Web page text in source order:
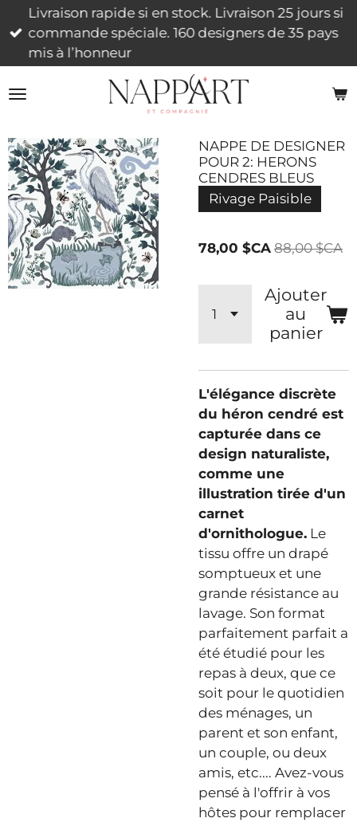
Passer
au
contenu
Livraison rapide si en stock. Livraison 25 jours si
commande spéciale. 160 designers de 35 pays
mis à l’honneur
NAPPE DE DESIGNER
POUR 2: HERONS
CENDRES BLEUS
Rivage Paisible
78,00 $CA 88,00 $CA
Ajouter
au
panier
L'élégance discrète
du héron cendré est
capturée dans ce
design naturaliste,
comme une
illustration tirée d'un
carnet
d'ornithologue. Le
tissu offre un drapé
somptueux et une
grande résistance au
lavage. Son format
parfaitement parfait a
été étudié pour les
repas à deux, que ce
soit pour le quotidien
des ménages, un
parent et son enfant,
un couple, ou deux
amis, etc.... Avez-vous
pensé à l'offrir à vos
hôtes pour remplacer